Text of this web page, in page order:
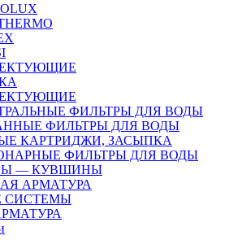
ФИЛЬТРЫ ДЛЯ ВОДЫ
ФИЛЬТРЫ ДЛЯ ВОДЫ
КАРТРИДЖИ, ЗАСЫПКА
ФИЛЬТРЫ ДЛЯ ВОДЫ
— КУВШИНЫ
АРМАТУРА
СИСТЕМЫ